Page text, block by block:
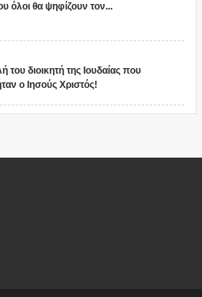
όλοι θα ψηφίζουν τον...
του διοικητή της Ιουδαίας που
ο Ιησούς Χριστός!